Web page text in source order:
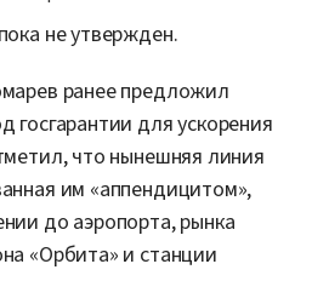
не утвержден.
ранее предложил
госгарантии для ускорения
что нынешняя линия
им «аппендицитом»,
до аэропорта, рынка
«Орбита» и станции